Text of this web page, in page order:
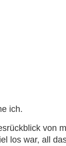
ich.
von
los war, all